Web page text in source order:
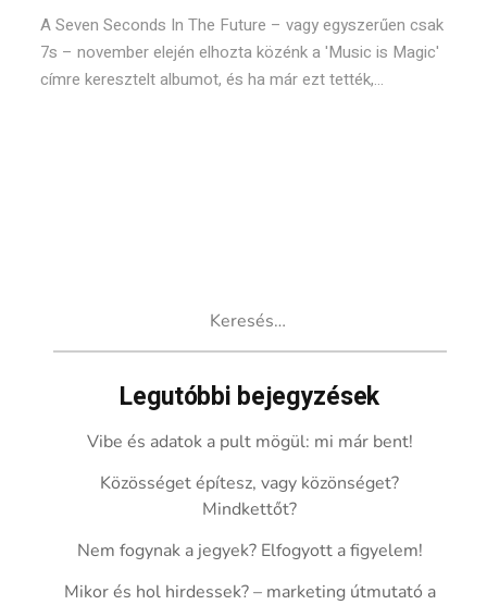
A Seven Seconds In The Future – vagy egyszerűen csak
7s – november elején elhozta közénk a 'Music is Magic'
címre keresztelt albumot, és ha már ezt tették,...
Legutóbbi bejegyzések
Vibe és adatok a pult mögül: mi már bent!
Közösséget építesz, vagy közönséget?
Mindkettőt?
Nem fogynak a jegyek? Elfogyott a figyelem!
Mikor és hol hirdessek? – marketing útmutató a